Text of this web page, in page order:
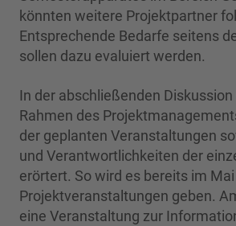
könnten weitere Projektpartner
Entsprechende Bedarfe seitens
sollen dazu evaluiert werden.
In der abschließenden
Rahmen des
der geplanten Veranstaltungen
und Verantwortlichkeiten der
erörtert. So wird es bereits im
Projektveranstaltungen geben.
eine Veranstaltung zur